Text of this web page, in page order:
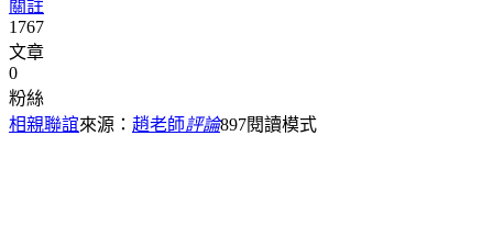
關註
1767
文章
0
粉絲
相親聯誼來源： 趙老師評論897閱讀模式